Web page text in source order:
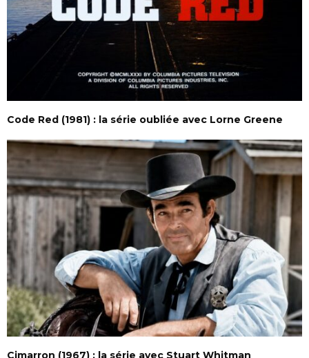
Code Red (1981) : la série oubliée avec Lorne Greene
Cimarron (1967) : la série avec Stuart Whitman